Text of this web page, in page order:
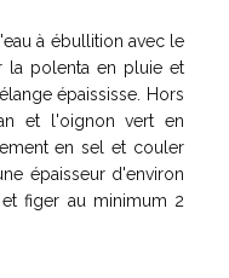
à ébullition avec le
la polenta en pluie et
épaississe. Hors
et l'oignon vert en
en sel et couler
épaisseur d'environ
figer au minimum 2